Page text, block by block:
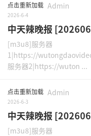
点击重新加载 Admin
2026-6-4
中天辣晚报
[m3u8]服务器
1|https://
服务器2|https://wuton ...
点击重新加载 Admin
2026-6-3
中天辣晚报
[m3u8]服务器